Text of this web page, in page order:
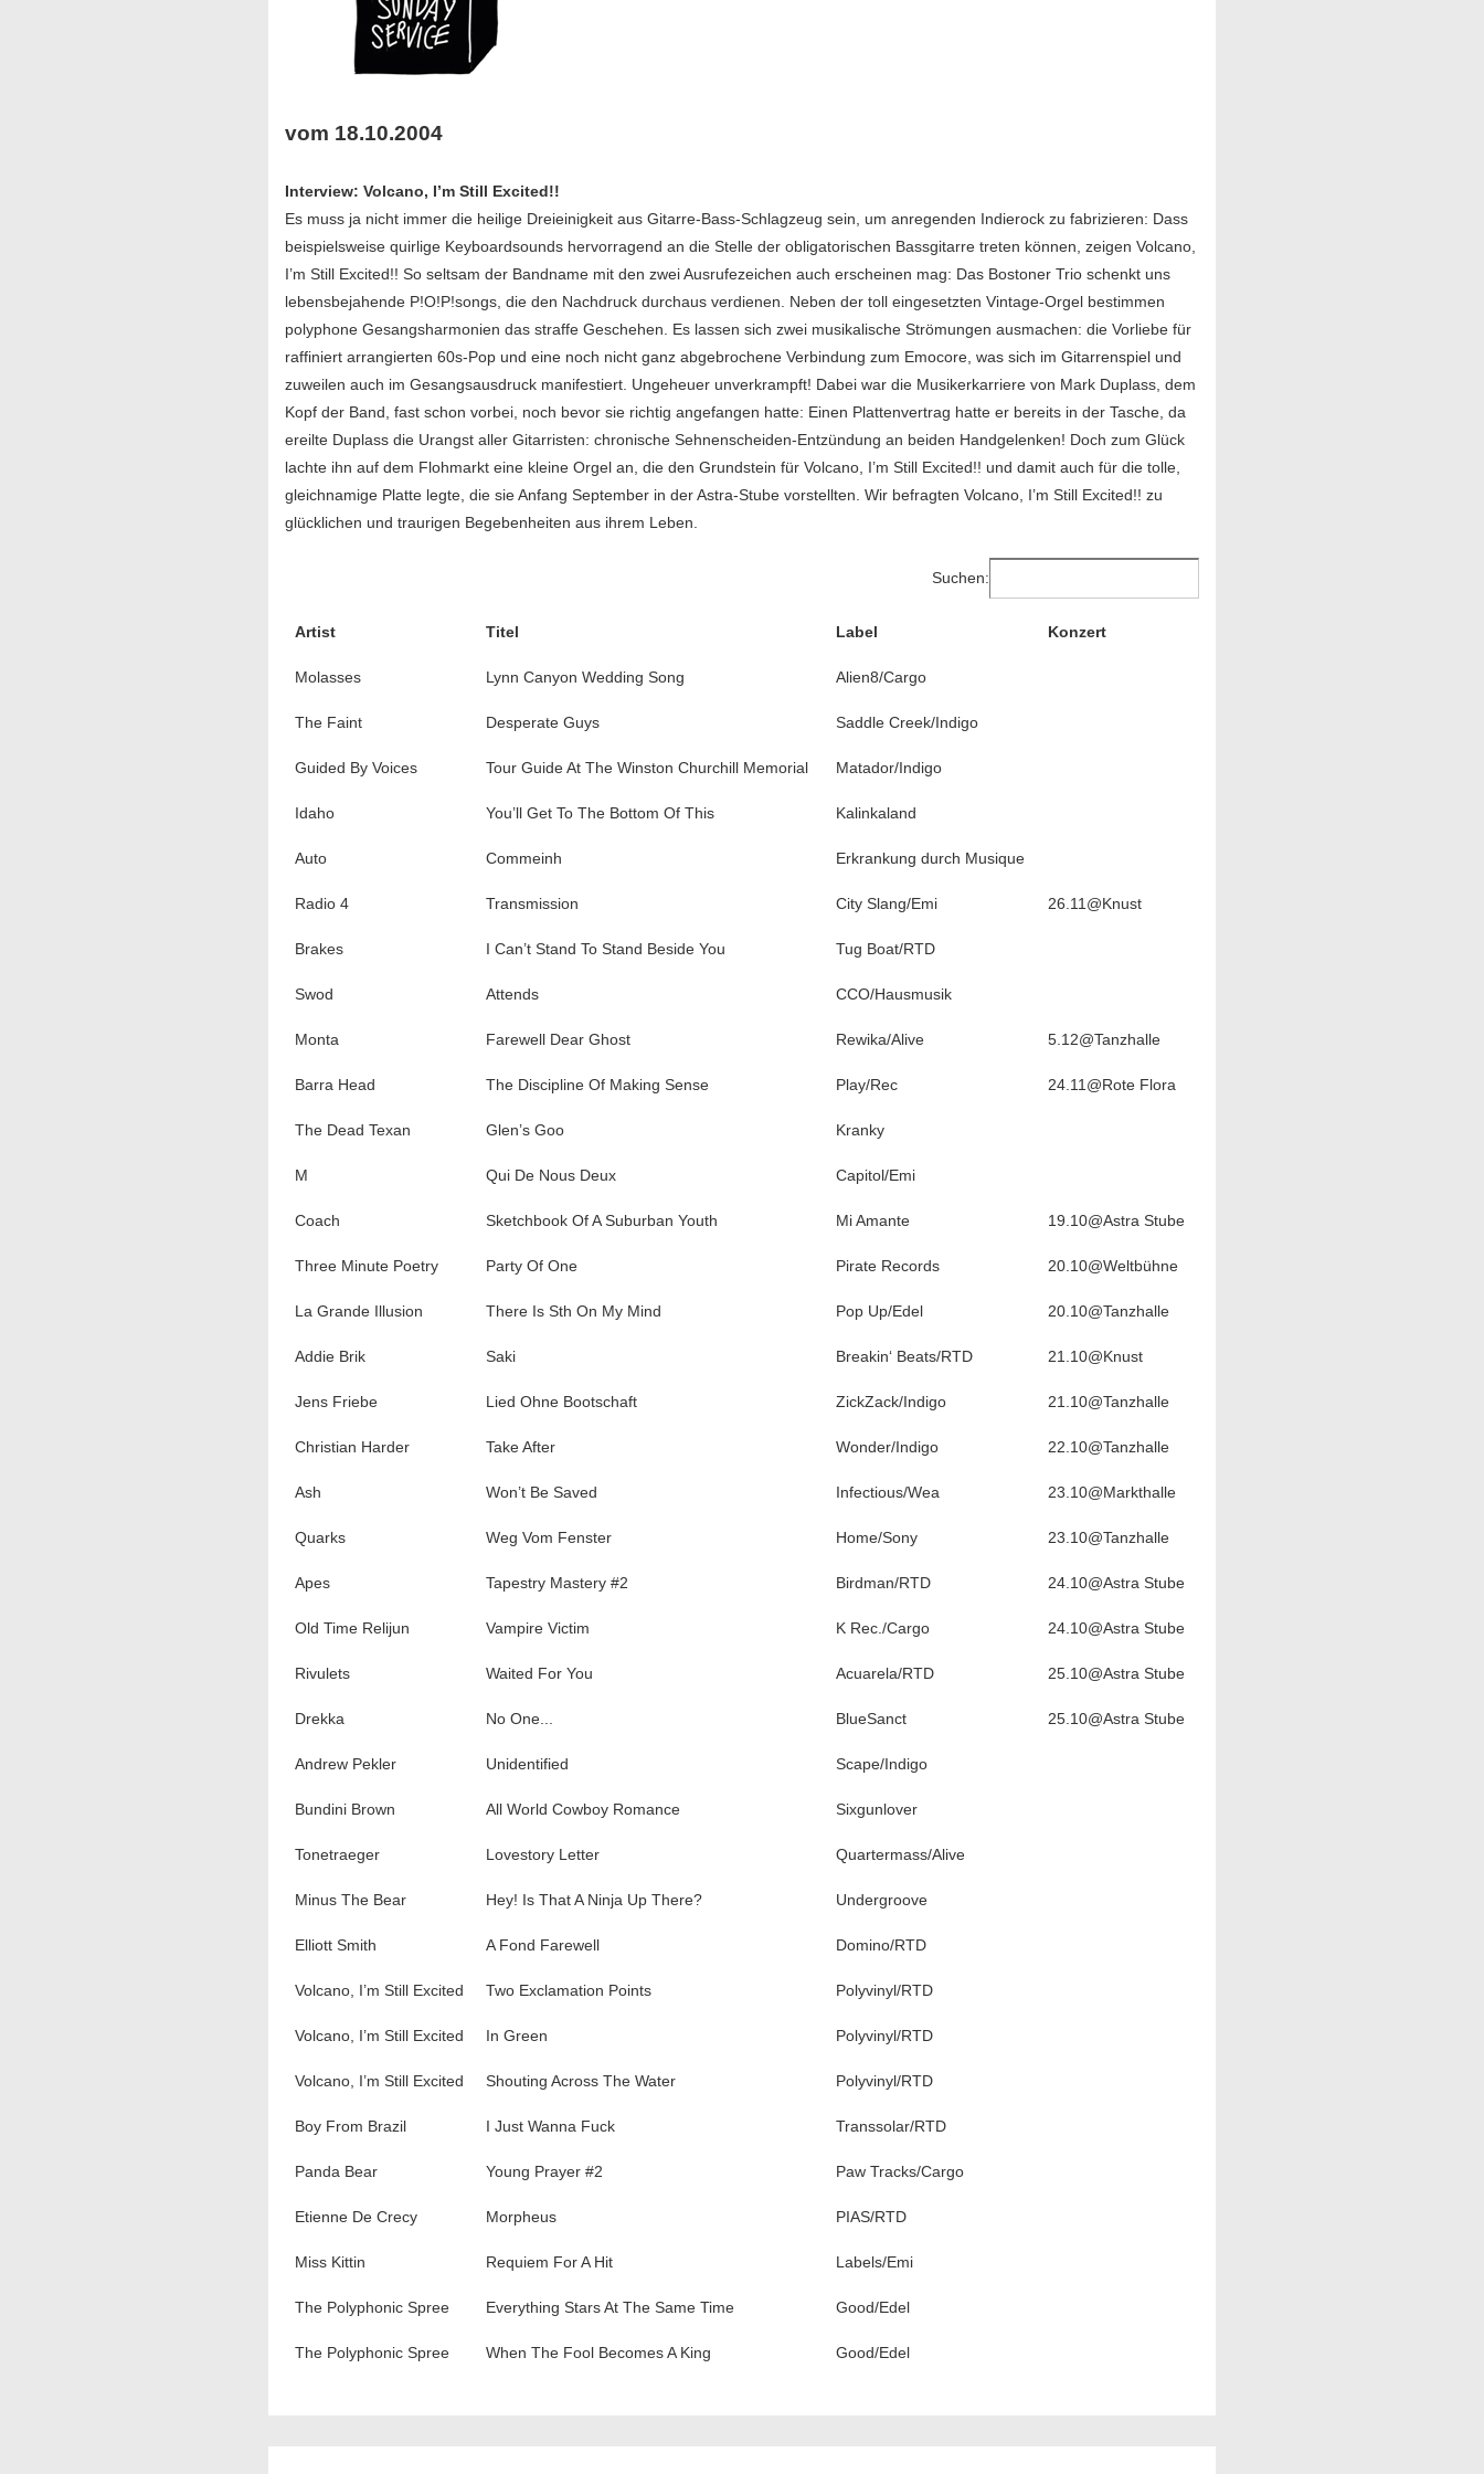
vom 18.10.2004
Interview: Volcano, I’m Still Excited!!
Es muss ja nicht immer die heilige Dreieinigkeit aus Gitarre-Bass-Schlagzeug sein, um anregenden Indierock zu fabrizieren: Dass
beispielsweise quirlige Keyboardsounds hervorragend an die Stelle der obligatorischen Bassgitarre treten können, zeigen Volcano,
I’m Still Excited!! So seltsam der Bandname mit den zwei Ausrufezeichen auch erscheinen mag: Das Bostoner Trio schenkt uns
lebensbejahende P!O!P!songs, die den Nachdruck durchaus verdienen. Neben der toll eingesetzten Vintage-Orgel bestimmen
polyphone Gesangsharmonien das straffe Geschehen. Es lassen sich zwei musikalische Strömungen ausmachen: die Vorliebe für
raffiniert arrangierten 60s-Pop und eine noch nicht ganz abgebrochene Verbindung zum Emocore, was sich im Gitarrenspiel und
zuweilen auch im Gesangsausdruck manifestiert. Ungeheuer unverkrampft! Dabei war die Musikerkarriere von Mark Duplass, dem
Kopf der Band, fast schon vorbei, noch bevor sie richtig angefangen hatte: Einen Plattenvertrag hatte er bereits in der Tasche, da
ereilte Duplass die Urangst aller Gitarristen: chronische Sehnenscheiden-Entzündung an beiden Handgelenken! Doch zum Glück
lachte ihn auf dem Flohmarkt eine kleine Orgel an, die den Grundstein für Volcano, I’m Still Excited!! und damit auch für die tolle,
gleichnamige Platte legte, die sie Anfang September in der Astra-Stube vorstellten. Wir befragten Volcano, I’m Still Excited!! zu
glücklichen und traurigen Begebenheiten aus ihrem Leben.
Suchen:
Artist Titel Label Konzert
Molasses Lynn Canyon Wedding Song Alien8/Cargo
The Faint Desperate Guys Saddle Creek/Indigo
Guided By Voices Tour Guide At The Winston Churchill Memorial Matador/Indigo
Idaho You’ll Get To The Bottom Of This Kalinkaland
Auto Commeinh Erkrankung durch Musique
Radio 4 Transmission City Slang/Emi 26.11@Knust
Brakes I Can’t Stand To Stand Beside You Tug Boat/RTD
Swod Attends CCO/Hausmusik
Monta Farewell Dear Ghost Rewika/Alive 5.12@Tanzhalle
Barra Head The Discipline Of Making Sense Play/Rec 24.11@Rote Flora
The Dead Texan Glen’s Goo Kranky
M Qui De Nous Deux Capitol/Emi
Coach Sketchbook Of A Suburban Youth Mi Amante 19.10@Astra Stube
Three Minute Poetry Party Of One Pirate Records 20.10@Weltbühne
La Grande Illusion There Is Sth On My Mind Pop Up/Edel 20.10@Tanzhalle
Addie Brik Saki Breakin‘ Beats/RTD 21.10@Knust
Jens Friebe Lied Ohne Bootschaft ZickZack/Indigo 21.10@Tanzhalle
Christian Harder Take After Wonder/Indigo 22.10@Tanzhalle
Ash Won’t Be Saved Infectious/Wea 23.10@Markthalle
Quarks Weg Vom Fenster Home/Sony 23.10@Tanzhalle
Apes Tapestry Mastery #2 Birdman/RTD 24.10@Astra Stube
Old Time Relijun Vampire Victim K Rec./Cargo 24.10@Astra Stube
Rivulets Waited For You Acuarela/RTD 25.10@Astra Stube
Drekka No One... BlueSanct 25.10@Astra Stube
Andrew Pekler Unidentified Scape/Indigo
Bundini Brown All World Cowboy Romance Sixgunlover
Tonetraeger Lovestory Letter Quartermass/Alive
Minus The Bear Hey! Is That A Ninja Up There? Undergroove
Elliott Smith A Fond Farewell Domino/RTD
Volcano, I’m Still Excited Two Exclamation Points Polyvinyl/RTD
Volcano, I’m Still Excited In Green Polyvinyl/RTD
Volcano, I’m Still Excited Shouting Across The Water Polyvinyl/RTD
Boy From Brazil I Just Wanna Fuck Transsolar/RTD
Panda Bear Young Prayer #2 Paw Tracks/Cargo
Etienne De Crecy Morpheus PIAS/RTD
Miss Kittin Requiem For A Hit Labels/Emi
The Polyphonic Spree Everything Stars At The Same Time Good/Edel
The Polyphonic Spree When The Fool Becomes A King Good/Edel